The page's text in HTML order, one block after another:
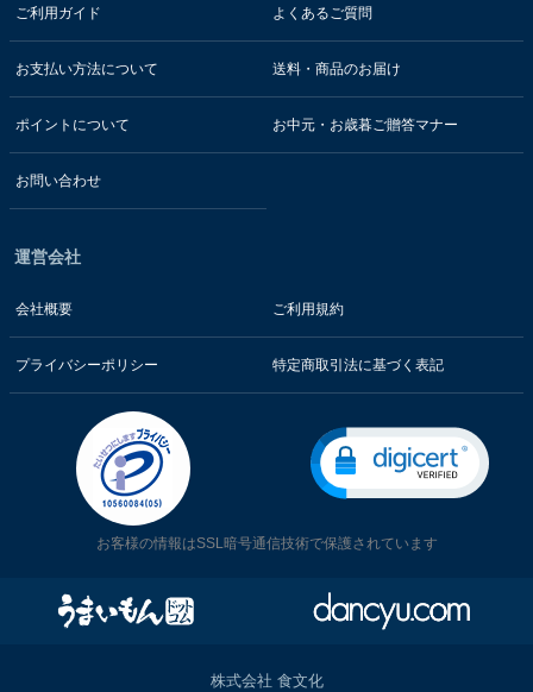
ご利用ガイド よくあるご質問
お支払い方法について 送料・商品のお届け
ポイントについて お中元・お歳暮ご贈答マナー
お問い合わせ
運営会社
会社概要 ご利用規約
プライバシーポリシー 特定商取引法に基づく表記
お客様の情報はSSL暗号通信技術で保護されています
株式会社 食文化